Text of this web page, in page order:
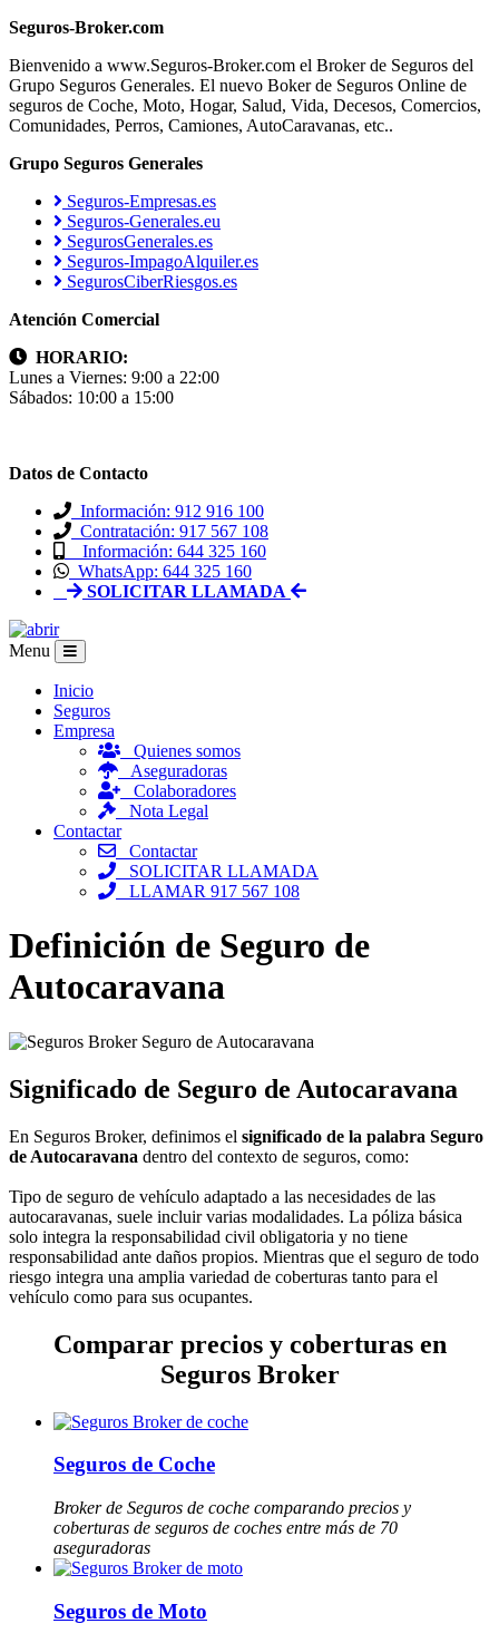
Seguros-Broker.com
Bienvenido a www.Seguros-Broker.com el Broker de Seguros del
Grupo Seguros Generales. El nuevo Boker de Seguros Online de
seguros de Coche, Moto, Hogar, Salud, Vida, Decesos, Comercios,
Comunidades, Perros, Camiones, AutoCaravanas, etc..
Grupo Seguros Generales
Seguros-Empresas.es
Seguros-Generales.eu
SegurosGenerales.es
Seguros-ImpagoAlquiler.es
SegurosCiberRiesgos.es
Atención Comercial
HORARIO:
Lunes a Viernes: 9:00 a 22:00
Sábados: 10:00 a 15:00
Datos de Contacto
Información: 912 916 100
Contratación: 917 567 108
Información: 644 325 160
WhatsApp: 644 325 160
SOLICITAR LLAMADA
Menu
Inicio
Seguros
Empresa
Quienes somos
Aseguradoras
Colaboradores
Nota Legal
Contactar
Contactar
SOLICITAR LLAMADA
LLAMAR 917 567 108
Definición de Seguro de
Autocaravana
Significado de Seguro de Autocaravana
En Seguros Broker, definimos el significado de la palabra Seguro
de Autocaravana dentro del contexto de seguros, como:
Tipo de seguro de vehículo adaptado a las necesidades de las
autocaravanas, suele incluir varias modalidades. La póliza básica
solo integra la responsabilidad civil obligatoria y no tiene
responsabilidad ante daños propios. Mientras que el seguro de todo
riesgo integra una amplia variedad de coberturas tanto para el
vehículo como para sus ocupantes.
Comparar precios y coberturas en
Seguros Broker
Seguros de Coche
Broker de Seguros de coche comparando precios y
coberturas de seguros de coches entre más de 70
aseguradoras
Seguros de Moto